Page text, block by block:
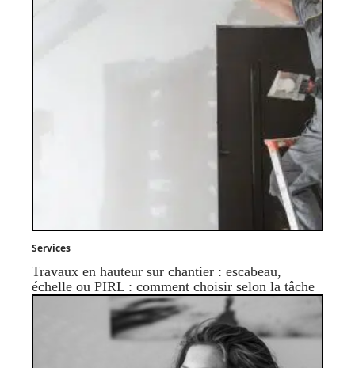
Services
Travaux en hauteur sur chantier : escabeau,
échelle ou PIRL : comment choisir selon la tâche